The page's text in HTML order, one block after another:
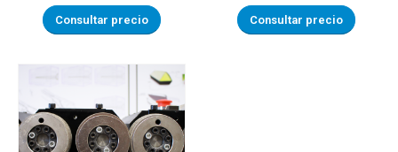
Consultar precio Consultar precio